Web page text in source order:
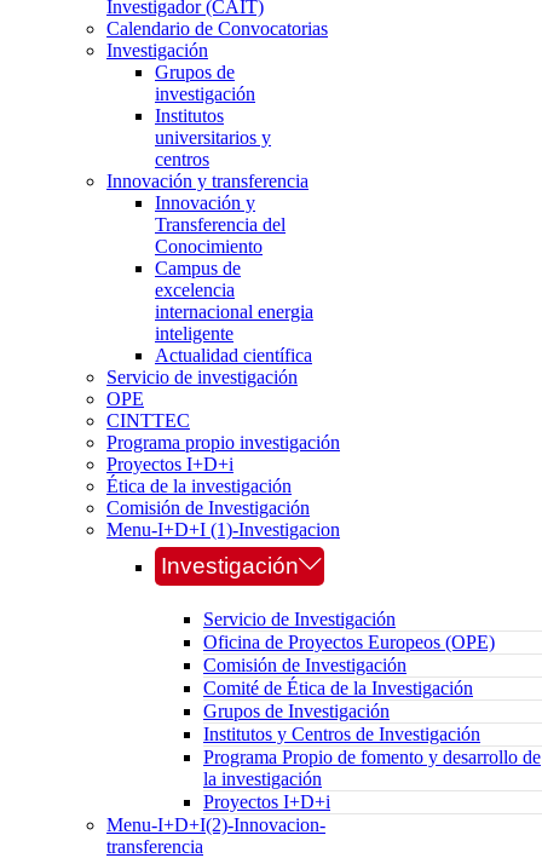
Investigador (CAIT)
Calendario de Convocatorias
Investigación
Grupos de
investigación
Institutos
universitarios y
centros
Innovación y transferencia
Innovación y
Transferencia del
Conocimiento
Campus de
excelencia
internacional energia
inteligente
Actualidad científica
Servicio de investigación
OPE
CINTTEC
Programa propio investigación
Proyectos I+D+i
Ética de la investigación
Comisión de Investigación
Menu-I+D+I (1)-Investigacion
Investigación
Servicio de Investigación
Oficina de Proyectos Europeos (OPE)
Comisión de Investigación
Comité de Ética de la Investigación
Grupos de Investigación
Institutos y Centros de Investigación
Programa Propio de fomento y desarrollo de
la investigación
Proyectos I+D+i
Menu-I+D+I(2)-Innovacion-
transferencia